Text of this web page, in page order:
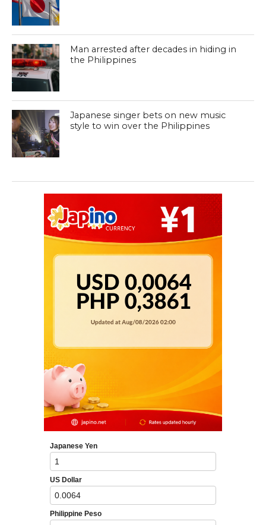
Man arrested after decades in hiding in
the Philippines
Japanese singer bets on new music
style to win over the Philippines